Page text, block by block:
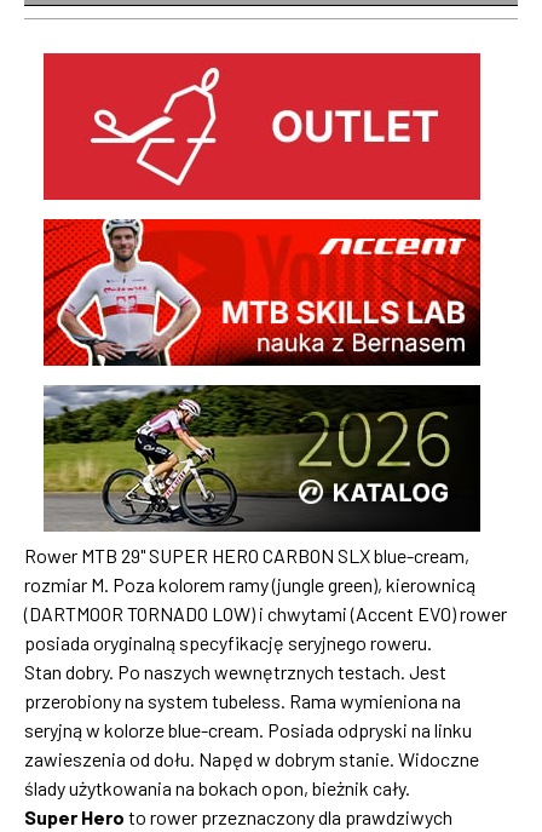
Rower MTB 29" SUPER HERO CARBON SLX blue-cream,
rozmiar M. Poza kolorem ramy (jungle green), kierownicą
(DARTMOOR TORNADO LOW) i chwytami (Accent EVO) rower
posiada oryginalną specyfikację seryjnego roweru.
Stan dobry. Po naszych wewnętrznych testach. Jest
przerobiony na system tubeless. Rama wymieniona na
seryjną w kolorze blue-cream. Posiada odpryski na linku
zawieszenia od dołu. Napęd w dobrym stanie. Widoczne
ślady użytkowania na bokach opon, bieżnik cały.
Super Hero to rower przeznaczony dla prawdziwych